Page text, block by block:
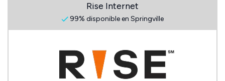
Rise Internet
99% disponible en Springville